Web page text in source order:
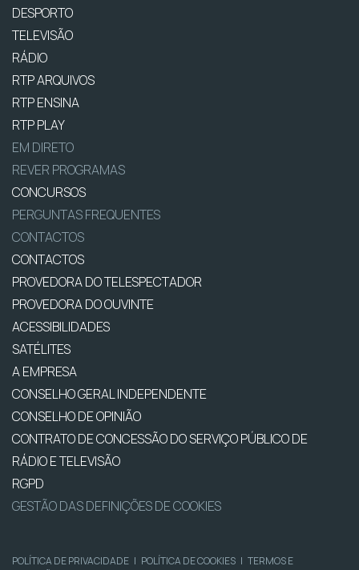
DESPORTO
TELEVISÃO
RÁDIO
RTP ARQUIVOS
RTP ENSINA
RTP PLAY
EM DIRETO
REVER PROGRAMAS
CONCURSOS
PERGUNTAS FREQUENTES
CONTACTOS
CONTACTOS
PROVEDORA DO TELESPECTADOR
PROVEDORA DO OUVINTE
ACESSIBILIDADES
SATÉLITES
A EMPRESA
CONSELHO GERAL INDEPENDENTE
CONSELHO DE OPINIÃO
CONTRATO DE CONCESSÃO DO SERVIÇO PÚBLICO DE
RÁDIO E TELEVISÃO
RGPD
GESTÃO DAS DEFINIÇÕES DE COOKIES
POLÍTICA DE PRIVACIDADE | POLÍTICA DE COOKIES | TERMOS E